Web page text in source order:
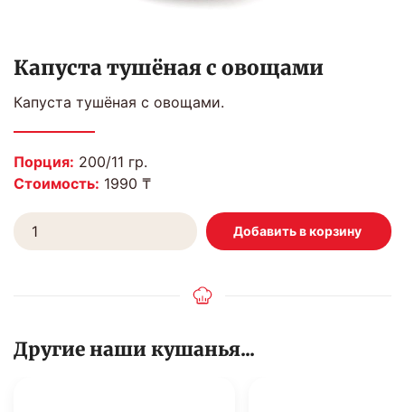
Капуста тушёная с овощами
Капуста тушёная с овощами.
Порция: 200/11 гр.
Стоимость: 1990 ₸
Другие наши кушанья...